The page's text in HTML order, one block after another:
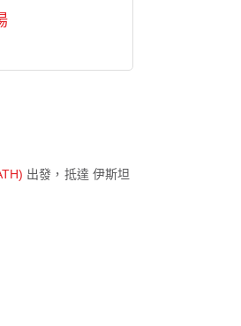
出發，抵達伊斯坦